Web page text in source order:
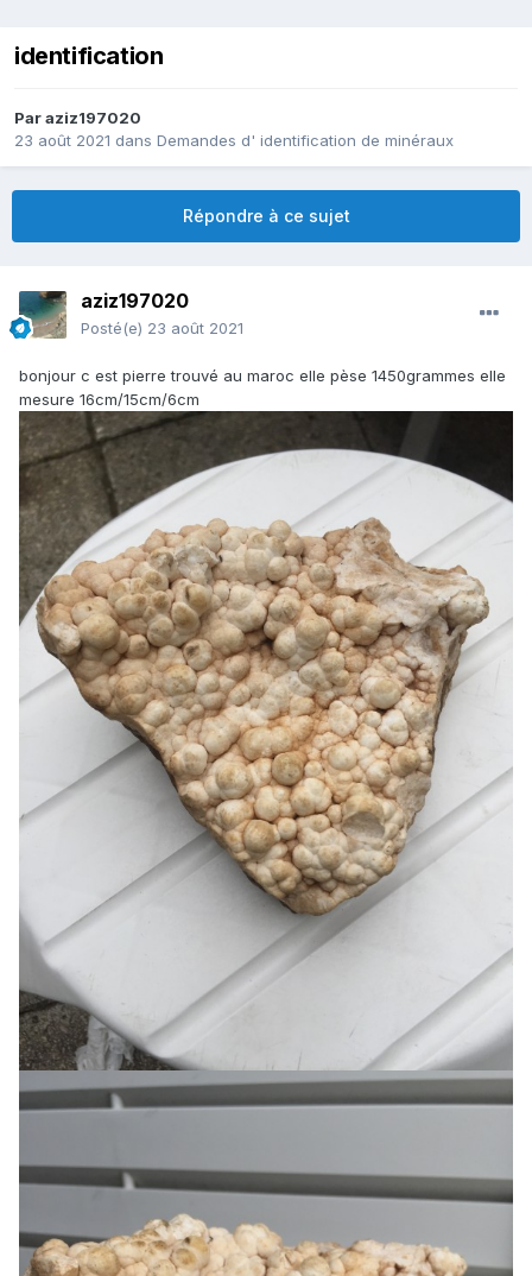
identification
Paraziz197020
23 août 2021 dans Demandes d' identification de minéraux
Répondre à ce sujet
aziz197020
Posté(e) 23 août 2021
bonjour c est pierre trouvé au maroc elle pèse 1450grammes elle
mesure 16cm/15cm/6cm